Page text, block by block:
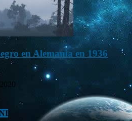
en Alemania en 1936